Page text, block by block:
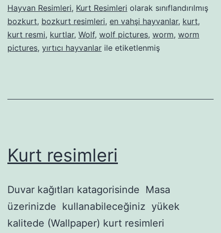
Hayvan Resimleri, Kurt Resimleri olarak sınıflandırılmış
bozkurt, bozkurt resimleri, en vahşi hayvanlar, kurt,
kurt resmi, kurtlar, Wolf, wolf pictures, worm, worm
pictures, yırtıcı hayvanlar ile etiketlenmiş
Kurt resimleri
Duvar kağıtları katagorisinde Masa
üzerinizde kullanabileceğiniz yükek
kalitede (Wallpaper) kurt resimleri